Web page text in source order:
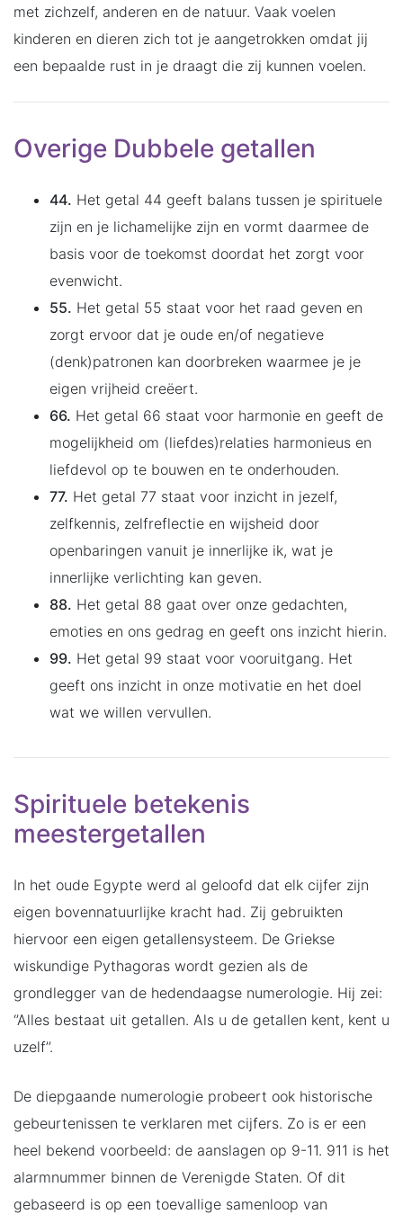
met zichzelf, anderen en de natuur. Vaak voelen
kinderen en dieren zich tot je aangetrokken omdat jij
een bepaalde rust in je draagt die zij kunnen voelen.
Overige Dubbele getallen
44. Het getal 44 geeft balans tussen je spirituele
zijn en je lichamelijke zijn en vormt daarmee de
basis voor de toekomst doordat het zorgt voor
evenwicht.
55. Het getal 55 staat voor het raad geven en
zorgt ervoor dat je oude en/of negatieve
(denk)patronen kan doorbreken waarmee je je
eigen vrijheid creëert.
66. Het getal 66 staat voor harmonie en geeft de
mogelijkheid om (liefdes)relaties harmonieus en
liefdevol op te bouwen en te onderhouden.
77. Het getal 77 staat voor inzicht in jezelf,
zelfkennis, zelfreflectie en wijsheid door
openbaringen vanuit je innerlijke ik, wat je
innerlijke verlichting kan geven.
88. Het getal 88 gaat over onze gedachten,
emoties en ons gedrag en geeft ons inzicht hierin.
99. Het getal 99 staat voor vooruitgang. Het
geeft ons inzicht in onze motivatie en het doel
wat we willen vervullen.
Spirituele betekenis
meestergetallen
In het oude Egypte werd al geloofd dat elk cijfer zijn
eigen bovennatuurlijke kracht had. Zij gebruikten
hiervoor een eigen getallensysteem. De Griekse
wiskundige Pythagoras wordt gezien als de
grondlegger van de hedendaagse numerologie. Hij zei:
‘’Alles bestaat uit getallen. Als u de getallen kent, kent u
uzelf’’.
De diepgaande numerologie probeert ook historische
gebeurtenissen te verklaren met cijfers. Zo is er een
heel bekend voorbeeld: de aanslagen op 9-11. 911 is het
alarmnummer binnen de Verenigde Staten. Of dit
gebaseerd is op een toevallige samenloop van